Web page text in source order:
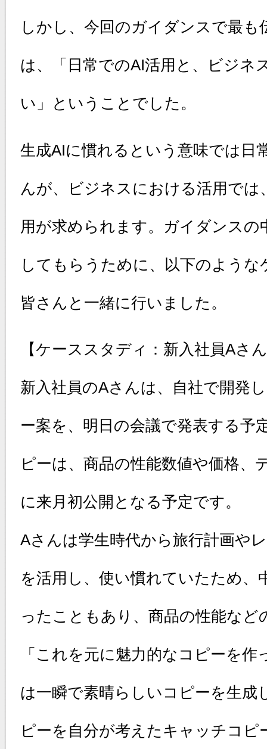
しかし、今回のガイダンスで最
は、「日常でのAI活用と、ビジネ
い」ということでした。
生成AIに慣れるという意味では日
んが、ビジネスにおける活用では
用が求められます。ガイダンスの
してもらうために、以下のよう
皆さんと一緒に行いました。
【ケーススタディ：新入社員Aさ
新入社員のAさんは、自社で開発
ー案を、明日の会議で発表する予
ピーは、商品の性能数値や価格、
に来月初公開となる予定です。
Aさんは学生時代から旅行計画や
を活用し、使い慣れていたため、
ったこともあり、商品の性能など
「これを元に魅力的なコピーを
は一瞬で素晴らしいコピーを生成
ピーを自分が考えたキャッチコピ